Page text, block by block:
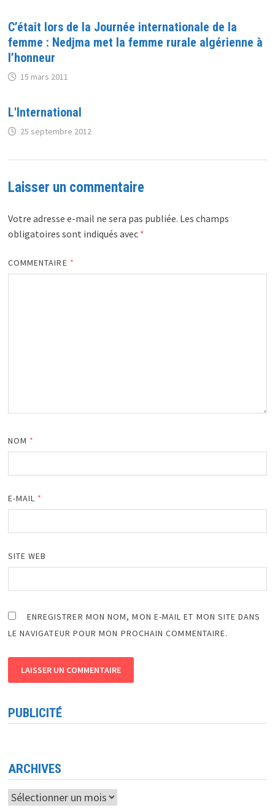
C’était lors de la Journée internationale de la
femme : Nedjma met la femme rurale algérienne à
l’honneur
15 mars 2011
L'International
25 septembre 2012
Laisser un commentaire
Votre adresse e-mail ne sera pas publiée. Les champs
obligatoires sont indiqués avec *
COMMENTAIRE *
NOM *
E-MAIL *
SITE WEB
ENREGISTRER MON NOM, MON E-MAIL ET MON SITE DANS
LE NAVIGATEUR POUR MON PROCHAIN COMMENTAIRE.
PUBLICITÉ
ARCHIVES
Archives